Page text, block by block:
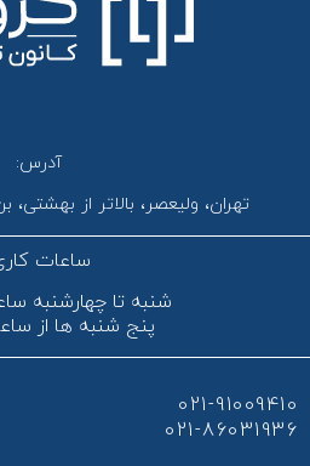
آدرس:
تهران، ولیعصر، بالاتر از بهشتی،
ساعات
شنبه تا چهارشنبه ساعت 9
پنج شنبه ها از ساعت 9
021-91009410
021-86031936